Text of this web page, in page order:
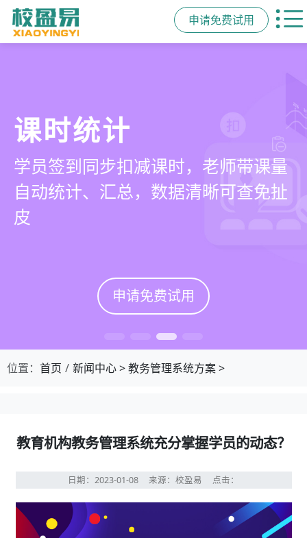
申请免费试用
管学校，用校盈易
培训机构教务管理系
统
有效提升运营管理效率45%
申请免费试用
智能排课
可视化排课，智能冲突异常检测提
醒，课表自动生成，一健导出，准确
高效
申请免费试用
课时统计
学员签到同步扣减课时，老师带课量
自动统计、汇总，数据清晰可查免扯
皮
申请免费试用
家校互动
一部手机链接教师、学员、家长，沟
通互动零距离，服务贴心铸口碑促续
费
申请免费试用
位置： 首页 新闻中心>教务管理系统方案>
教育机构教务管理系统充分掌握学员的动态？
日期：2023-01-08 来源：校盈易 点击：